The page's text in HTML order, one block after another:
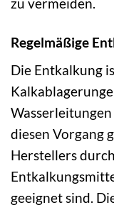
Regelmäßige
Die Entkalkung
diesen Vorgang
Herstellers
geeignet sind.